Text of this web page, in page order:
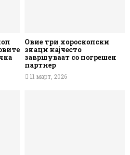
Овие три хороскопски
знаци најчесто
завршуваат со погрешен
партнер
11 март, 2026